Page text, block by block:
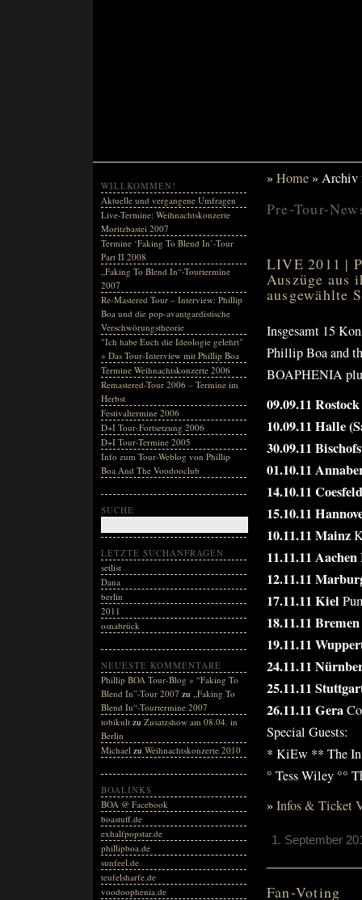
» Home» Archiv
Pre-Tour-
LIVE 2011 |
Auszüge aus
ausgewählte
Insgesamt 15
Phillip Boa and
BOAPHENIA
09.09.11 Rostock
10.09.11 Halle
30.09.11
01.10.11
14.10.11 Coesfeld
15.10.11
10.11.11 Mainz
11.11.11 Aachen
12.11.11
17.11.11 Kiel
18.11.11 Bremen
19.11.11
24.11.11
25.11.11
26.11.11 Gera
Special Guests:
* KiEw ** The
° Tess Wiley °°
» Infos & Ticket
1. September
Fan-Voting
WILLKOMMEN!
Aktuelle und vergangene Umfragen
Live-Termine: Weihnachtskonzerte
Moritzbastei 2007
Termine ‘Faking To Blend In’-Tour
Part II 2008
„Faking To Blend In“-Tourtermine
2007
Re-Mastered Tour – Interview: Phillip
Boa und die pop-avantgardistische
Verschwörungstheorie
"Ich habe Euch die Ideologie gelehrt"
» Das Tour-Interview mit Phillip Boa
Termine Weihnachtskonzerte 2006
Remastered-Tour 2006 – Termine im
Herbst
Festivaltermine 2006
D+I Tour-Fortsetzung 2006
D+I Tour-Termine 2005
Info zum Tour-Weblog von Phillip
Boa And The Voodooclub
SUCHE
LETZTE SUCHANFRAGEN
setlist
Dana
berlin
2011
osnabrück
NEUESTE KOMMENTARE
Phillip BOA Tour-Blog » “Faking To
Blend In”-Tour 2007 zu „Faking To
Blend In“-Tourtermine 2007
tobikult zu Zusatzshow am 08.04. in
Berlin
Michael zu Weihnachtskonzerte 2010
BOALINKS
BOA @ Facebook
boastuff.de
exhalfpopstar.de
phillipboa.de
sunfeel.de
teufelsharfe.de
voodoophenia.de